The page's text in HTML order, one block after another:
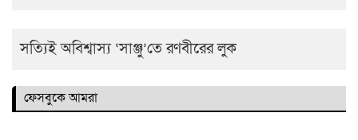
সত্যিই অবিশ্বাস্য ‘সাঞ্জু’তে রণবীরের লুক
ফেসবুকে আমরা